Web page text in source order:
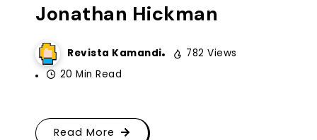
Jonathan Hickman
Revista Kamandi
782 Views
20 Min Read
Read More